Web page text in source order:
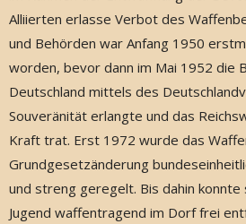
Alliierten erlasse Verbot des
und Behörden war Anfang 1950
worden, bevor dann im Mai 1952 die
Deutschland mittels des
Souveränität erlangte und das
Kraft trat. Erst 1972 wurde das
Grundgesetzänderung
und streng geregelt. Bis dahin konnte
Jugend waffentragend im Dorf frei